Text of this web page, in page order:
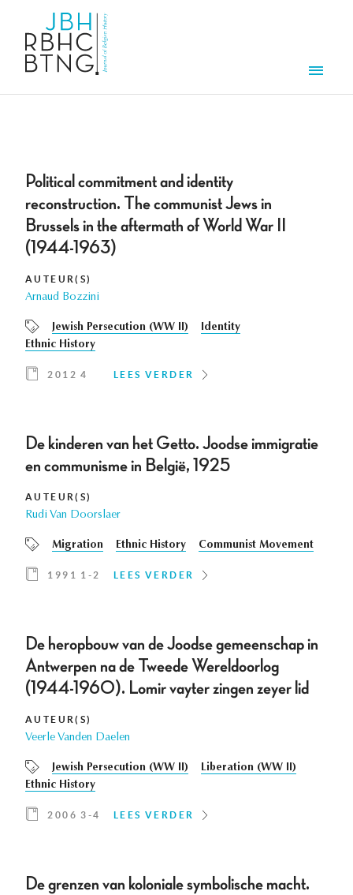
Political commitment and identity
reconstruction. The communist Jews in
Brussels in the aftermath of World War II
(1944-1963)
AUTEUR(S)
Arnaud Bozzini
Jewish Persecution (WW II)
Identity
Ethnic History
2012 4 LEES VERDER
De kinderen van het Getto. Joodse immigratie
en communisme in België, 1925
AUTEUR(S)
Rudi Van Doorslaer
Migration Ethnic History Communist Movement
1991 1-2 LEES VERDER
De heropbouw van de Joodse gemeenschap in
Antwerpen na de Tweede Wereldoorlog
(1944-1960). Lomir vayter zingen zeyer lid
AUTEUR(S)
Veerle Vanden Daelen
Jewish Persecution (WW II)
Liberation (WW II)
Ethnic History
2006 3-4 LEES VERDER
De grenzen van koloniale symbolische macht.